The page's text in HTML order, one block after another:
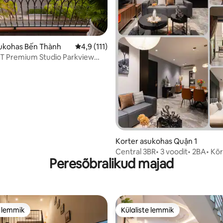
109 hinnangut
Bến Thành Keskmine hinnang 4,9/5, 111 hinnangut
4,9 (111)
Premium Studio Parkview
Korter asukohas Quận 1
Central 3BR• 3 voodit• 2BA•
Infinity bassein
Peresõbralikud majad
Külaliste lemmik
Külaliste lemmik